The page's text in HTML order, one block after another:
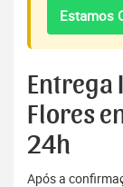
Estamos
Entrega
Flores
24h
Após a